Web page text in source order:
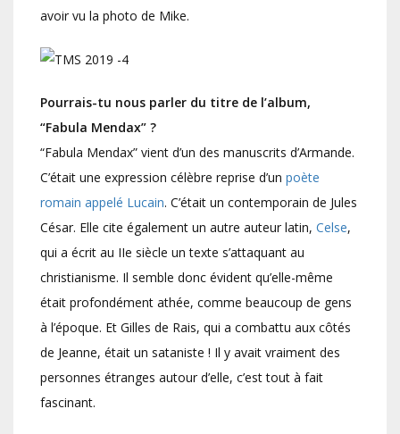
avoir vu la photo de Mike.
Pourrais-tu nous parler du titre de l’album,
“Fabula Mendax” ?
“Fabula Mendax” vient d’un des manuscrits d’Armande.
C’était une expression célèbre reprise d’un poète
romain appelé Lucain. C’était un contemporain de Jules
César. Elle cite également un autre auteur latin, Celse,
qui a écrit au IIe siècle un texte s’attaquant au
christianisme. Il semble donc évident qu’elle-même
était profondément athée, comme beaucoup de gens
à l’époque. Et Gilles de Rais, qui a combattu aux côtés
de Jeanne, était un sataniste ! Il y avait vraiment des
personnes étranges autour d’elle, c’est tout à fait
fascinant.